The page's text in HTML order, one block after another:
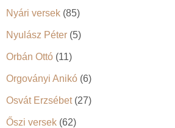
Nyári versek (85)
Nyulász Péter (5)
Orbán Ottó (11)
Orgoványi Anikó (6)
Osvát Erzsébet(27)
Őszi versek (62)